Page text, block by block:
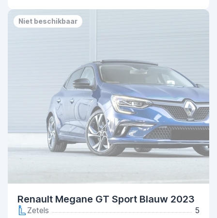
Niet beschikbaar
Renault Megane GT Sport Blauw 2023
Zetels
5